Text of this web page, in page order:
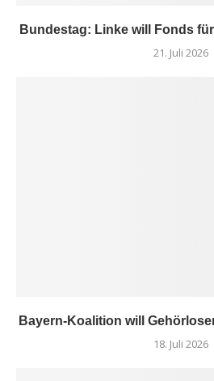
Bundestag: Linke will Fonds
21. Juli 2026
Bayern-Koalition will
18. Juli 2026